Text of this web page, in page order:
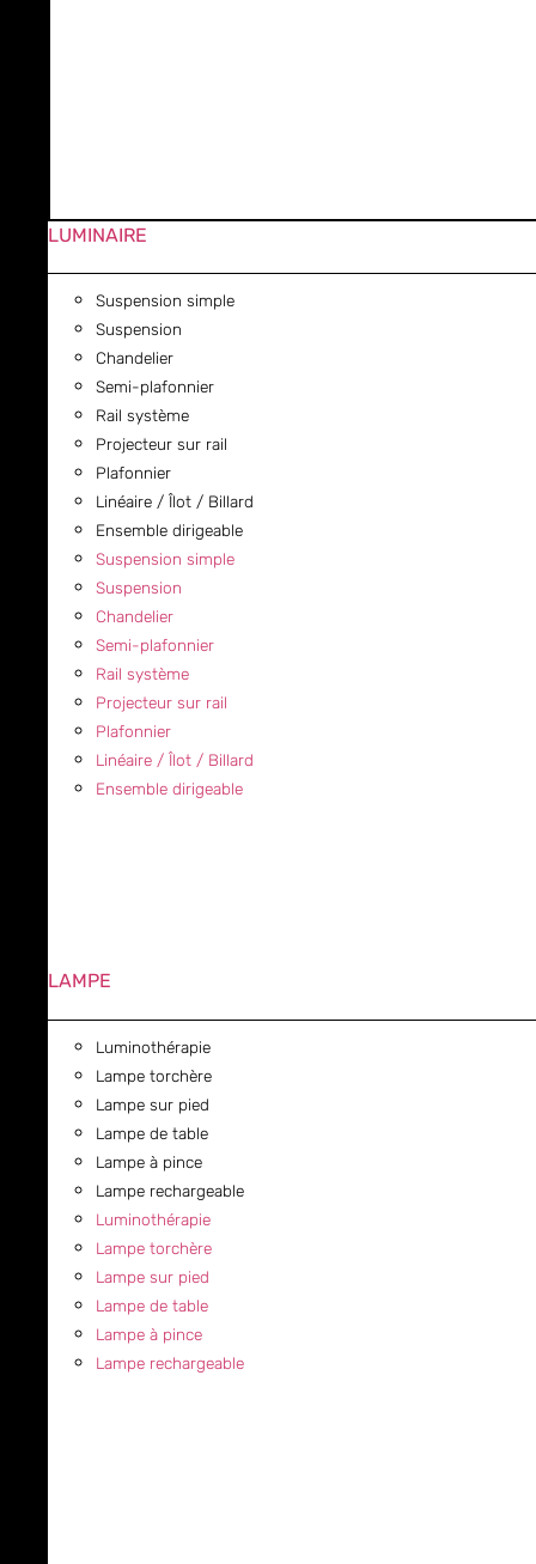
LUMINAIRE
Suspension simple
Suspension
Chandelier
Semi-plafonnier
Rail système
Projecteur sur rail
Plafonnier
Linéaire / Îlot / Billard
Ensemble dirigeable
Suspension simple
Suspension
Chandelier
Semi-plafonnier
Rail système
Projecteur sur rail
Plafonnier
Linéaire / Îlot / Billard
Ensemble dirigeable
LAMPE
Luminothérapie
Lampe torchère
Lampe sur pied
Lampe de table
Lampe à pince
Lampe rechargeable
Luminothérapie
Lampe torchère
Lampe sur pied
Lampe de table
Lampe à pince
Lampe rechargeable